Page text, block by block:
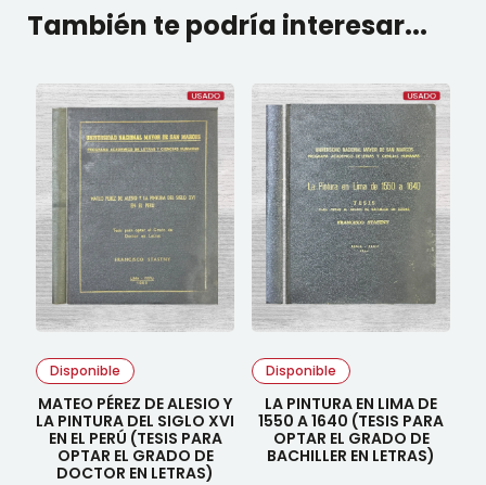
También te podría interesar...
Disponible
MATEO PÉREZ DE ALESIO Y
LA PINTURA DEL SIGLO XVI
EN EL PERÚ (TESIS PARA
OPTAR EL GRADO DE
DOCTOR EN LETRAS)
Disponible
LA PINTURA EN LIMA DE
1550 A 1640 (TESIS PARA
OPTAR EL GRADO DE
BACHILLER EN LETRAS)